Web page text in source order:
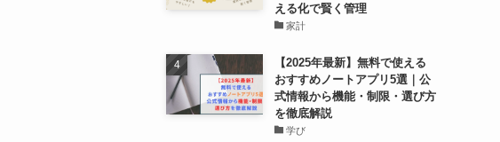
える化で賢く管理
家計
【2025年最新】無料で使える
おすすめノートアプリ5選｜公
式情報から機能・制限・選び方
を徹底解説
学び